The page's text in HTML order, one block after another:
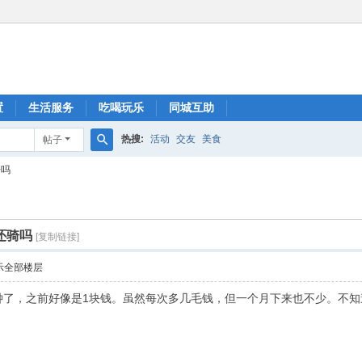
生活服务 吃喝玩乐 同城互助
帖子 热搜: 活动 交友 美食
骑吗 [复制链接]
全部楼层
，之前好像是1块钱。虽然每次多几毛钱，但一个月下来也不少。不